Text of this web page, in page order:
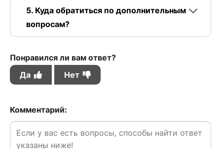
5. Куда обратиться по дополнительным
вопросам?
Понравился ли вам ответ?
Да
Нет
Комментарий: